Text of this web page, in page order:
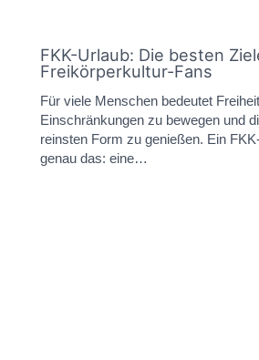
FKK-Urlaub: Die besten
Freikörperkultur-Fans
Für viele Menschen bedeutet
Einschränkungen zu bewegen und
reinsten Form zu genießen. Ein
genau das: eine…